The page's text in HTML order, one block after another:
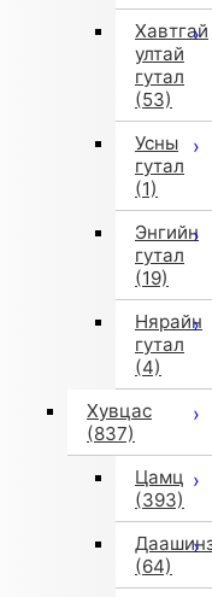
Хавтгай
ултай
гутал
(53)
Усны
гутал
(1)
Энгийн
гутал
(19)
Нярайн
гутал
(4)
Хувцас
(837)
Цамц
(393)
(64)